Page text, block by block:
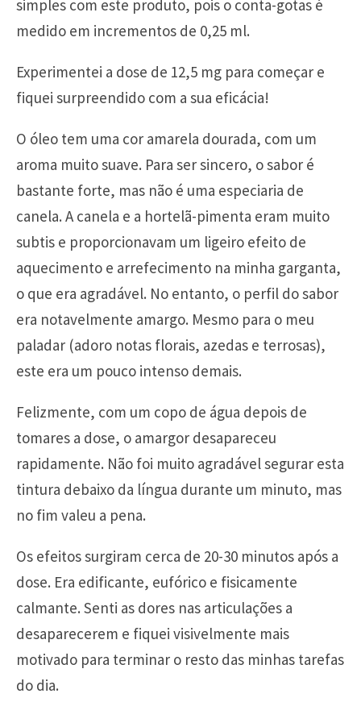
simples com este produto, pois o conta-gotas é
medido em incrementos de 0,25 ml.
Experimentei a dose de 12,5 mg para começar e
fiquei surpreendido com a sua eficácia!
O óleo tem uma cor amarela dourada, com um
aroma muito suave. Para ser sincero, o sabor é
bastante forte, mas não é uma especiaria de
canela. A canela e a hortelã-pimenta eram muito
subtis e proporcionavam um ligeiro efeito de
aquecimento e arrefecimento na minha garganta,
o que era agradável. No entanto, o perfil do sabor
era notavelmente amargo. Mesmo para o meu
paladar (adoro notas florais, azedas e terrosas),
este era um pouco intenso demais.
Felizmente, com um copo de água depois de
tomares a dose, o amargor desapareceu
rapidamente. Não foi muito agradável segurar esta
tintura debaixo da língua durante um minuto, mas
no fim valeu a pena.
Os efeitos surgiram cerca de 20-30 minutos após a
dose. Era edificante, eufórico e fisicamente
calmante. Senti as dores nas articulações a
desaparecerem e fiquei visivelmente mais
motivado para terminar o resto das minhas tarefas
do dia.